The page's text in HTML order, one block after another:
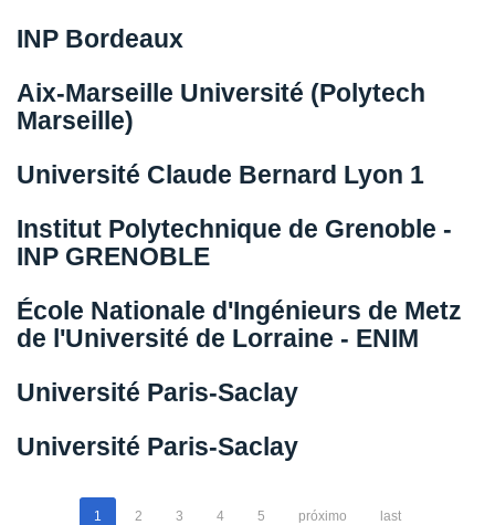
INP Bordeaux
Aix-Marseille Université (Polytech
Marseille)
Université Claude Bernard Lyon 1
Institut Polytechnique de Grenoble -
INP GRENOBLE
École Nationale d'Ingénieurs de Metz
de l'Université de Lorraine - ENIM
Université Paris-Saclay
Université Paris-Saclay
1 2 3 4 5 próximo last